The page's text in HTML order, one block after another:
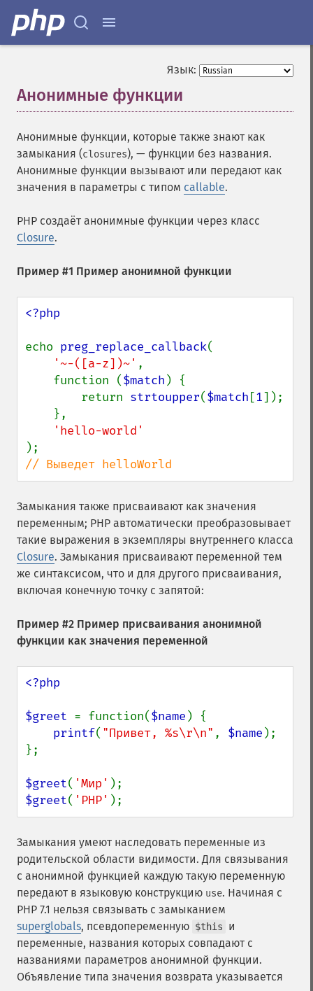
Язык:
Анонимные функции
Анонимные функции, которые также знают как
замыкания (closures), — функции без названия.
Анонимные функции вызывают или передают как
значения в параметры с типом callable.
PHP создаёт анонимные функции через класс
Closure.
Пример #1 Пример анонимной функции
<?php
echo preg_replace_callback(
'~-([a-z])~' ,
    function (
$match ) {
        return
strtoupper($match [1]);
// Выведет helloWorld
Замыкания также присваивают как значения
переменным; PHP автоматически преобразовывает
такие выражения в экземпляры внутреннего класса
Closure. Замыкания присваивают переменной тем
же синтаксисом, что и для другого присваивания,
включая конечную точку с запятой:
Пример #2 Пример присваивания анонимной
функции как значения переменной
<?php
$greet = function($name ) {
printf( "Привет, %s\r\n" , $name );
};
$greet( 'Мир'
$greet( 'PHP' );
Замыкания умеют наследовать переменные из
родительской области видимости. Для связывания
с анонимной функцией каждую такую переменную
передают в языковую конструкцию use. Начиная с
PHP 7.1 нельзя связывать с замыканием
superglobals, псевдопеременную $this
и
переменные, названия которых совпадают с
названиями параметров анонимной функции.
Объявление типа значения возврата указывается